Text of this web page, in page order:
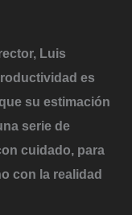
Luis
es
su estimación
serie de
cuidado, para
con la realidad